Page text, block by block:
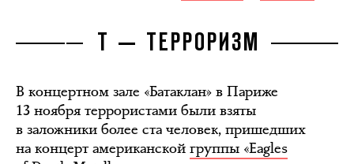
Т — ТЕРРОРИЗМ
В концертном зале «Батаклан» в Париже
13 ноября террористами были взяты
в заложники более ста человек, пришедших
на концерт американской группы «Eagles